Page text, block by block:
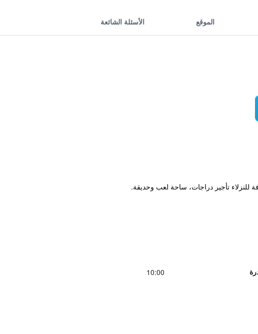
الموقع الأسئلة الشائعة
للنزلاء تأجير دراجات، ساحة لعب وحديقة.
10:00